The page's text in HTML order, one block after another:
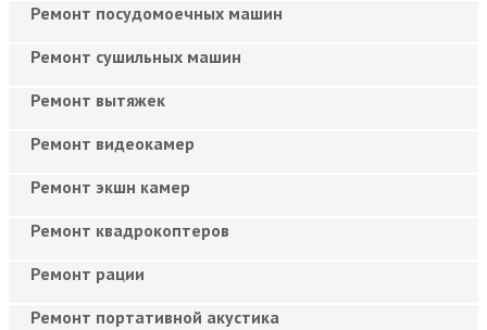
Ремонт посудомоечных машин
Ремонт сушильных машин
Ремонт вытяжек
Ремонт видеокамер
Ремонт экшн камер
Ремонт квадрокоптеров
Ремонт рации
Ремонт портативной акустика